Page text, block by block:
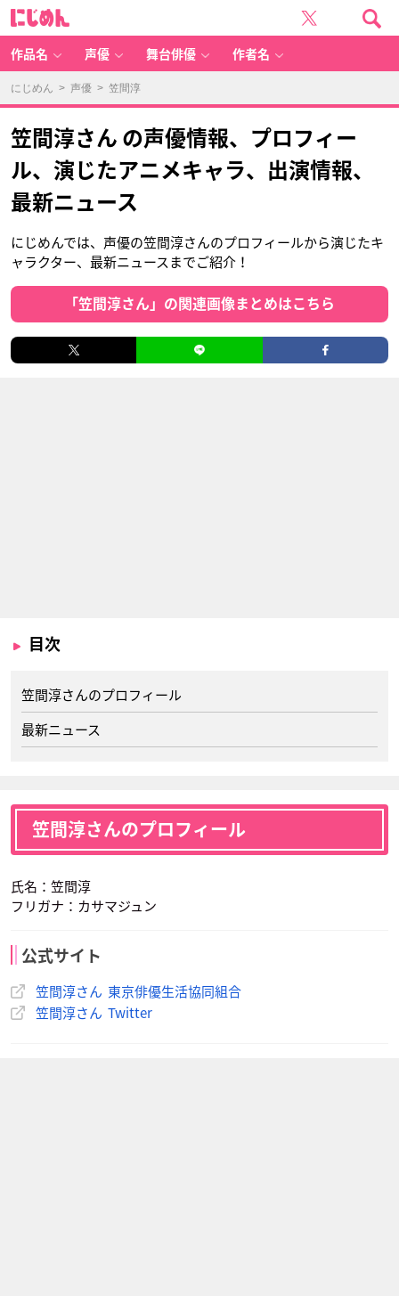
作品名 声優 舞台俳優 作者名
にじめん > 声優 > 笠間淳
笠間淳さん の声優情報、プロフィー
ル、演じたアニメキャラ、出演情報、
最新ニュース
にじめんでは、声優の笠間淳さんのプロフィールから演じたキ
ャラクター、最新ニュースまでご紹介！
「笠間淳さん」の関連画像まとめはこちら
目次
笠間淳さんのプロフィール
最新ニュース
笠間淳さんのプロフィール
氏名：笠間淳
フリガナ：カサマジュン
公式サイト
笠間淳さん 東京俳優生活協同組合
笠間淳さん Twitter